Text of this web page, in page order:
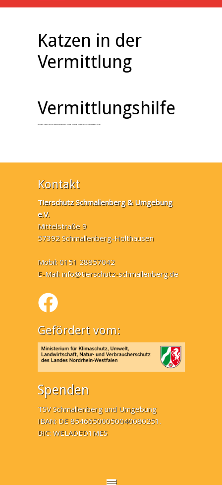
Katzen in der
Vermittlung
Vermittlungshilfe
Aktuell haben wir in diesem Bereich keine Hunde und Katzen auf unserer Seite.
Kontakt
Tierschutz Schmallenberg & Umgebung
e.V.
Mittelstraße 9
57392 Schmallenberg-Holthausen
Mobil: 0151 28857042
E-Mail:info@tierschutz-schmallenberg.de
Gefördert vom:
Spenden
TSV Schmallenberg und Umgebung
IBAN: DE 85466500050040080251.
BIC: WELADED1MES